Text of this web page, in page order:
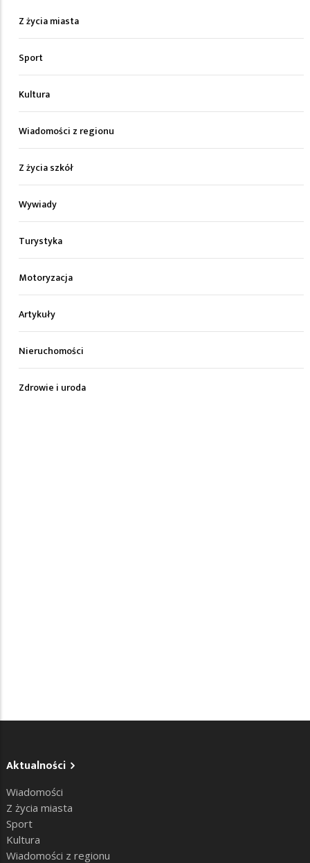
Z życia miasta
Sport
Kultura
Wiadomości z regionu
Z życia szkół
Wywiady
Turystyka
Motoryzacja
Artykuły
Nieruchomości
Zdrowie i uroda
Aktualności
Wiadomości
Z życia miasta
Sport
Kultura
Wiadomości z regionu